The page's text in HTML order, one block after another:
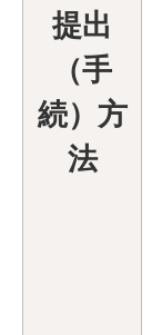
提出
（手
続）方
法